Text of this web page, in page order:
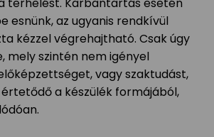
esnünk, az ugyanis rendkívül
kézzel végrehajtható. Csak úgy
mely szintén nem igényel
vagy szaktudást,
a készülék formájából,